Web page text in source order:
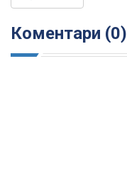
Коментари (0)